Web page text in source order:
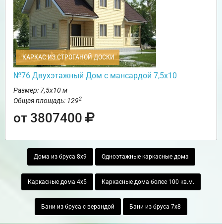
КАРКАС ИЗ СТРОГАНОЙ ДОСКИ
№76 Двухэтажный Дом с мансардой 7,5х10
Размер: 7,5х10 м
Общая площадь: 1292
от 3807400
Дома из бруса 8х9 Одноэтажные каркасные дома
Каркасные дома 4х5 Каркасные дома более 100 кв.м.
Бани из бруса с верандой Бани из бруса 7х8